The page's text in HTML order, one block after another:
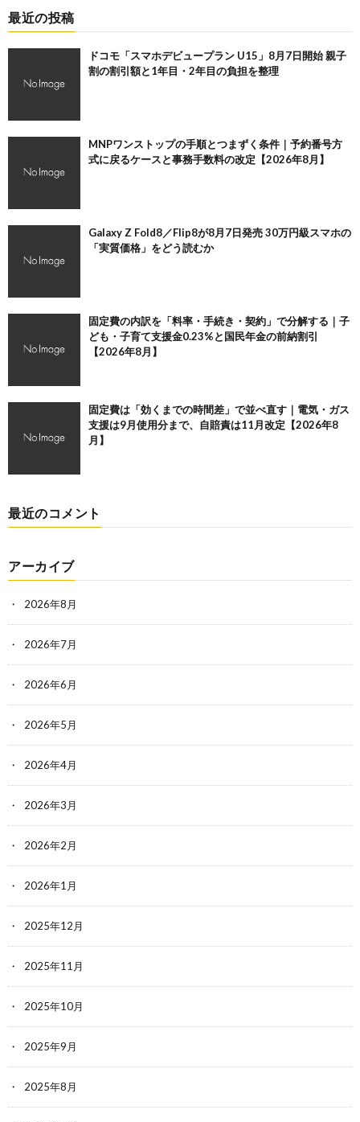
最近の投稿
ドコモ「スマホデビュープラン U15」8月7日開始 親子
割の割引額と1年目・2年目の負担を整理
MNPワンストップの手順とつまずく条件｜予約番号方
式に戻るケースと事務手数料の改定【2026年8月】
Galaxy Z Fold8／Flip8が8月7日発売 30万円級スマホの
「実質価格」をどう読むか
固定費の内訳を「料率・手続き・契約」で分解する｜子
ども・子育て支援金0.23%と国民年金の前納割引
【2026年8月】
固定費は「効くまでの時間差」で並べ直す｜電気・ガス
支援は9月使用分まで、自賠責は11月改定【2026年8
月】
最近のコメント
アーカイブ
2026年8月
2026年7月
2026年6月
2026年5月
2026年4月
2026年3月
2026年2月
2026年1月
2025年12月
2025年11月
2025年10月
2025年9月
2025年8月